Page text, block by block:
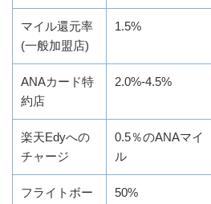
マイル還元率
(一般加盟店)
1.5%
ANAカード特
約店
2.0%-4.5%
楽天Edyへの
チャージ
0.5％のANAマイ
ル
フライトボー
50%